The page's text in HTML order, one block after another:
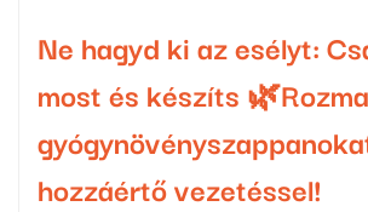
Ne hagyd ki az esélyt:
most és készíts
hozzáértő vezetéssel!